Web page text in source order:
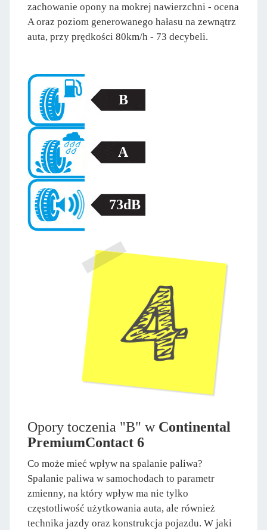
zachowanie opony na mokrej nawierzchni - ocena
A oraz poziom generowanego hałasu na zewnątrz
auta, przy prędkości 80km/h - 73 decybeli.
B
A
73dB
Opory toczenia "B" w Continental
PremiumContact 6
Co może mieć wpływ na spalanie paliwa?
Spalanie paliwa w samochodach to parametr
zmienny, na który wpływ ma nie tylko
częstotliwość użytkowania auta, ale również
technika jazdy oraz konstrukcja pojazdu. W jaki